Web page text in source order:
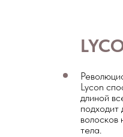
Lycon
длиной
подходит
волосков
тела.